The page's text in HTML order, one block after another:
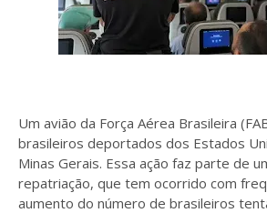
Um avião da Força Aérea Brasileira
brasileiros deportados dos Estados
Minas Gerais. Essa ação faz parte de
repatriação, que tem ocorrido com
aumento do número de brasileiros